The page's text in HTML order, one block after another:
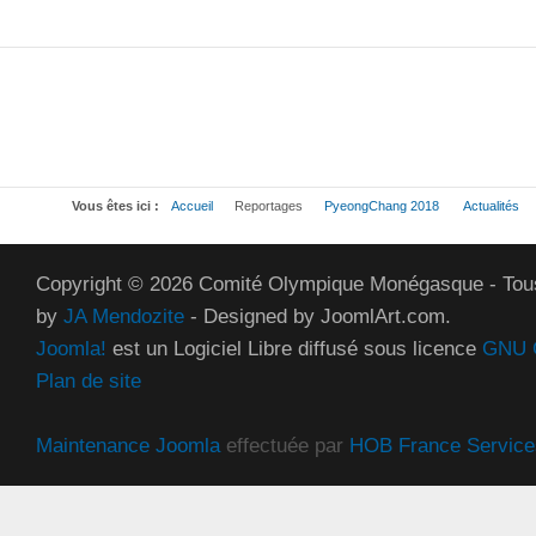
Vous êtes ici : Accueil Reportages PyeongChang 2018 Actualités
Copyright © 2026 Comité Olympique Monégasque -
by JA Mendozite - Designed by JoomlArt.com.
Joomla! est un Logiciel Libre diffusé sous licence GNU
Plan de site
Maintenance Joomlaeffectuée par HOB France